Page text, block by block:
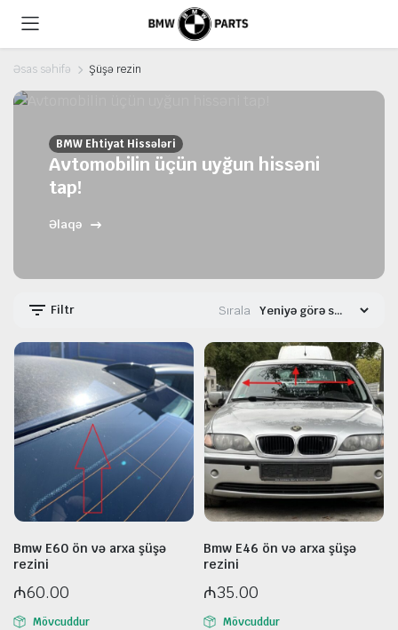
Əsas səhifə Şüşə rezin
BMW Ehtiyat Hissələri
Avtomobilin üçün uyğun hissəni
tap!
Əlaqə
Filtr Sırala
Bmw E60 ön və arxa şüşə
rezini
₼60.00
Mövcuddur
Bmw E46 ön və arxa şüşə
rezini
₼35.00
Mövcuddur